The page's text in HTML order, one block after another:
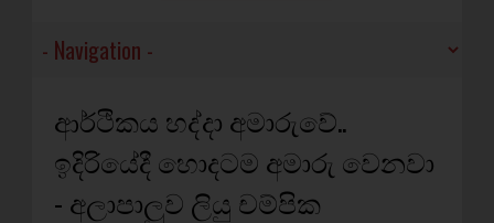
ආර්ථිකය හද්දා අමාරුවේ..
ඉදිරියේදී හොදටම අමාරු වෙනවා
- අලාපාලුව ලියු චම්පික